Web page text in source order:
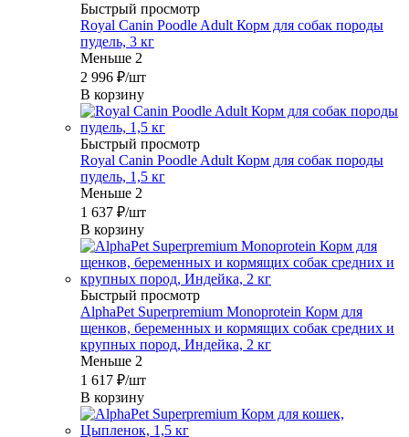
Быстрый просмотр
Royal Canin Poodle Adult Корм для собак породы
пудель, 3 кг
Меньше 2
2 996 ₽/шт
В корзину
Быстрый просмотр
Royal Canin Poodle Adult Корм для собак породы
пудель, 1,5 кг
Меньше 2
1 637 ₽/шт
В корзину
Быстрый просмотр
AlphaPet Superpremium Monoprotein Корм для
щенков, беременных и кормящих собак средних и
крупных пород, Индейка, 2 кг
Меньше 2
1 617 ₽/шт
В корзину